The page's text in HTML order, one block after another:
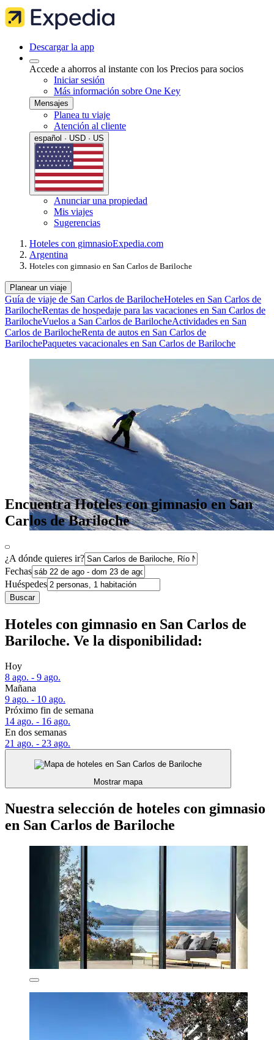
Descargar la app
Accede a ahorros al instante con los Precios para socios
Iniciar sesión
Más información sobre One Key
Mensajes
Planea tu viaje
Atención al cliente
español · USD · US
Anunciar una propiedad
Mis viajes
Sugerencias
Hoteles con gimnasioExpedia.com
Argentina
Hoteles con gimnasio en San Carlos de Bariloche
Planear un viaje
Guía de viaje de San Carlos de BarilocheHoteles en San Carlos de
BarilocheRentas de hospedaje para las vacaciones en San Carlos de
BarilocheVuelos a San Carlos de BarilocheActividades en San
Carlos de BarilocheRenta de autos en San Carlos de
BarilochePaquetes vacacionales en San Carlos de Bariloche
Encuentra Hoteles con gimnasio en San
Carlos de Bariloche
¿A dónde quieres ir?
Fechas
Huéspedes
Buscar
Hoteles con gimnasio en San Carlos de
Bariloche. Ve la disponibilidad:
Hoy
8 ago. - 9 ago.
Mañana
9 ago. - 10 ago.
Próximo fin de semana
14 ago. - 16 ago.
En dos semanas
21 ago. - 23 ago.
Mostrar mapa
Nuestra selección de hoteles con gimnasio
en San Carlos de Bariloche